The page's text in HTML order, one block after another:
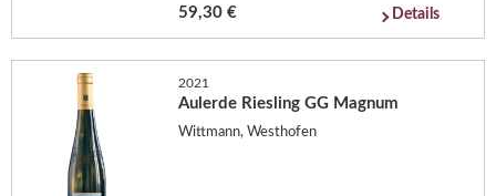
59,30 € Details
2021
Aulerde Riesling GG Magnum
Wittmann, Westhofen